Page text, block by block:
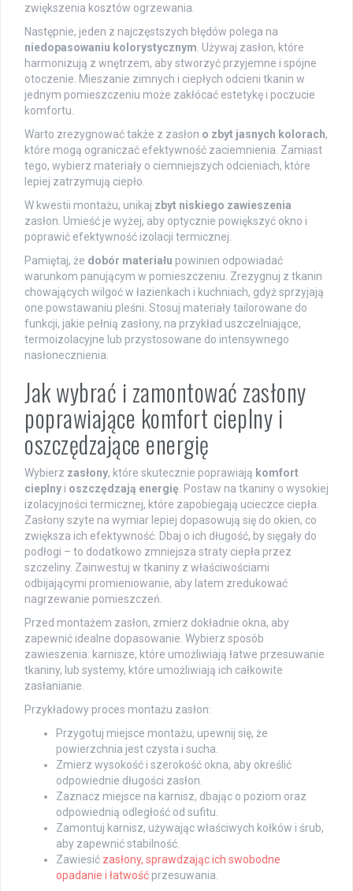
zwiększenia kosztów ogrzewania.
Następnie, jeden z najczęstszych błędów polega na
niedopasowaniu kolorystycznym . Używaj zasłon, które
harmonizują z wnętrzem, aby stworzyć przyjemne i spójne
otoczenie. Mieszanie zimnych i ciepłych odcieni tkanin w
jednym pomieszczeniu może zakłócać estetykę i poczucie
komfortu.
Warto zrezygnować także z zasłon o zbyt jasnych kolorach,
które mogą ograniczać efektywność zaciemnienia. Zamiast
tego, wybierz materiały o ciemniejszych odcieniach, które
lepiej zatrzymują ciepło.
W kwestii montażu, unikaj zbyt niskiego zawieszenia
zasłon. Umieść je wyżej, aby optycznie powiększyć okno i
poprawić efektywność izolacji termicznej.
Pamiętaj, że dobór materiału powinien odpowiadać
warunkom panującym w pomieszczeniu. Zrezygnuj z tkanin
chowających wilgoć w łazienkach i kuchniach, gdyż sprzyjają
one powstawaniu pleśni. Stosuj materiały tailorowane do
funkcji, jakie pełnią zasłony, na przykład uszczelniające,
termoizolacyjne lub przystosowane do intensywnego
nasłonecznienia.
Jak wybrać i zamontować zasłony
poprawiające komfort cieplny i
oszczędzające energię
Wybierz zasłony, które skutecznie poprawiają komfort
cieplny i oszczędzają energię . Postaw na tkaniny o wysokiej
izolacyjności termicznej, które zapobiegają ucieczce ciepła.
Zasłony szyte na wymiar lepiej dopasowują się do okien, co
zwiększa ich efektywność. Dbaj o ich długość, by sięgały do
podłogi – to dodatkowo zmniejsza straty ciepła przez
szczeliny. Zainwestuj w tkaniny z właściwościami
odbijającymi promieniowanie, aby latem zredukować
nagrzewanie pomieszczeń.
Przed montażem zasłon, zmierz dokładnie okna, aby
zapewnić idealne dopasowanie. Wybierz sposób
zawieszenia: karnisze, które umożliwiają łatwe przesuwanie
tkaniny, lub systemy, które umożliwiają ich całkowite
zasłanianie.
Przykładowy proces montażu zasłon:
Przygotuj miejsce montażu, upewnij się, że
powierzchnia jest czysta i sucha.
Zmierz wysokość i szerokość okna, aby określić
odpowiednie długości zasłon.
Zaznacz miejsce na karnisz, dbając o poziom oraz
odpowiednią odległość od sufitu.
Zamontuj karnisz, używając właściwych kołków i śrub,
aby zapewnić stabilność.
Zawiesić zasłony, sprawdzając ich swobodne
opadanie i łatwość przesuwania.